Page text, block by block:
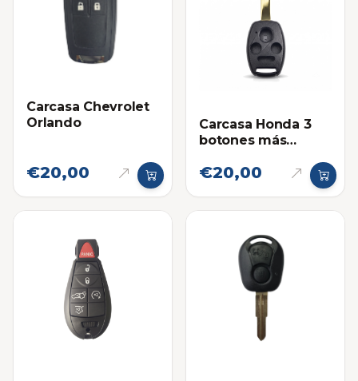
Carcasa Chevrolet
Orlando
€20,00
Carcasa Honda 3
botones más
€20,00